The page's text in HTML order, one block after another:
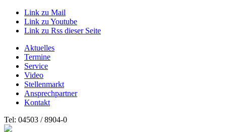
Link zu Mail
Link zu Youtube
Link zu Rss dieser Seite
Aktuelles
Termine
Service
Video
Stellenmarkt
Ansprechpartner
Kontakt
Tel: 04503 / 8904-0